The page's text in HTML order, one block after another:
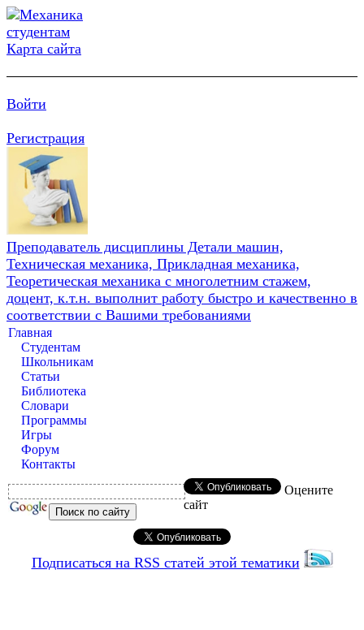
Карта сайта
Войти
Регистрация
Преподаватель дисциплины Детали машин,
Техническая механика, Прикладная механика,
Теоретическая механика с многолетним стажем,
доцент, к.т.н. выполнит работу быстро и качественно в
соответствии с Вашими требованиями
Главная
Студентам
Школьникам
Статьи
Библиотека
Словари
Программы
Игры
Форум
Контакты
Оцените
сайт
Подписаться на RSS статей этой тематики